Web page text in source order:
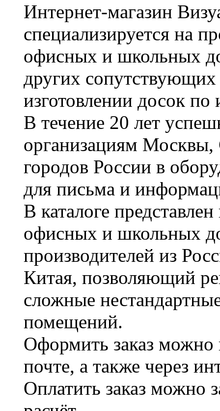
Интернет-магазин
специализируется на
офисных и школьных
других сопутствующих
изготовлении досок по
В течение 20 лет
организациям Москвы,
городов России в
для письма и
В каталоге
офисных и школьных
производителей из
Китая, позволяющий
сложные
помещений.
Оформить заказ можно
почте, а также через
Оплатить заказ можно